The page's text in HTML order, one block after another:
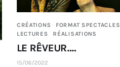
CRÉATIONS
FORMAT SPECTACLES
LECTURES
RÉALISATIONS
LE RÊVEUR….
15/06/2022